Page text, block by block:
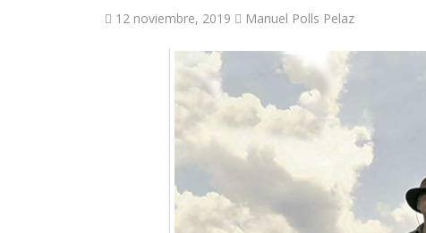
12 noviembre, 2019 Manuel Polls Pelaz